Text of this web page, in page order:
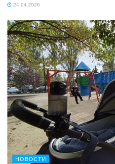
24.04.2026
НОВОСТИ